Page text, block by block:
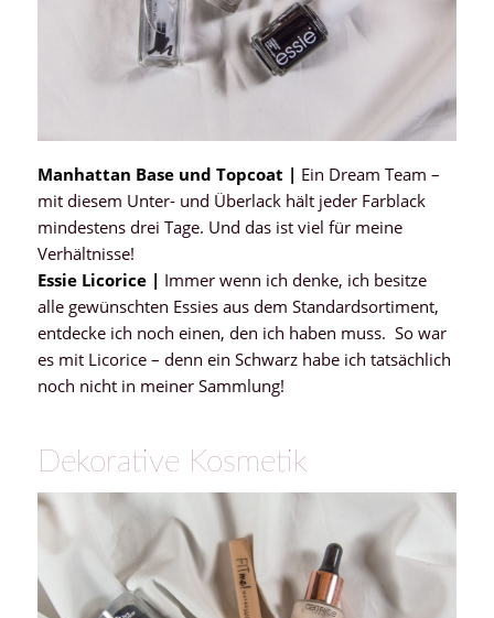
Manhattan Base und Topcoat | Ein Dream Team –
mit diesem Unter- und Überlack hält jeder Farblack
mindestens drei Tage. Und das ist viel für meine
Verhältnisse!
Essie Licorice | Immer wenn ich denke, ich besitze
alle gewünschten Essies aus dem Standardsortiment,
entdecke ich noch einen, den ich haben muss. So war
es mit Licorice – denn ein Schwarz habe ich tatsächlich
noch nicht in meiner Sammlung!
Dekorative Kosmetik